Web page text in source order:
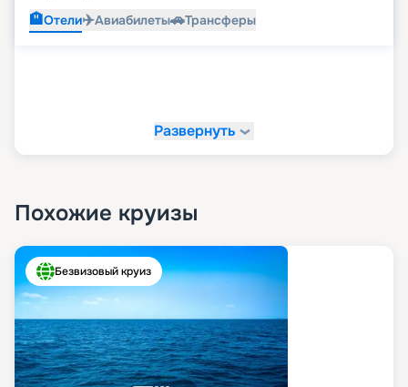
🏨Отели✈️Авиабилеты🚗Трансферы
Развернуть
Похожие круизы
Безвизовый круиз